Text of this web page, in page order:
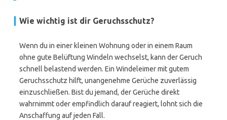
Wie wichtig ist dir Geruchsschutz?
Wenn du in einer kleinen Wohnung oder in einem Raum
ohne gute Belüftung Windeln wechselst, kann der Geruch
schnell belastend werden. Ein Windeleimer mit gutem
Geruchsschutz hilft, unangenehme Gerüche zuverlässig
einzuschließen. Bist du jemand, der Gerüche direkt
wahrnimmt oder empfindlich darauf reagiert, lohnt sich die
Anschaffung auf jeden Fall.